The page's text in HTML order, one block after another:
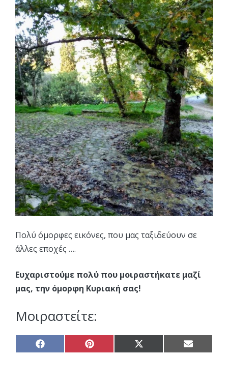
Πολύ όμορφες εικόνες, που μας ταξιδεύουν σε
άλλες εποχές ….
Ευχαριστούμε πολύ που μοιραστήκατε μαζί
μας, την όμορφη Κυριακή σας!
Μοιραστείτε:
Share
on
Share
on
Share
on
Share
on